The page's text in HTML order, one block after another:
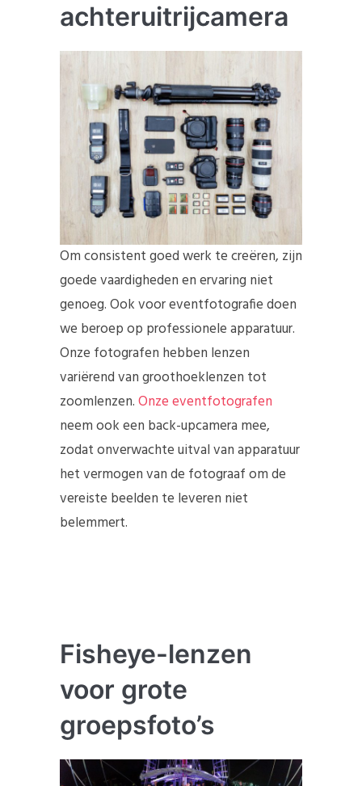
achteruitrijcamera
Om consistent goed werk te creëren, zijn
goede vaardigheden en ervaring niet
genoeg. Ook voor eventfotografie doen
we beroep op professionele apparatuur.
Onze fotografen hebben lenzen
variërend van groothoeklenzen tot
zoomlenzen.Onze eventfotografen
neem ook een back-upcamera mee,
zodat onverwachte uitval van apparatuur
het vermogen van de fotograaf om de
vereiste beelden te leveren niet
belemmert.
Fisheye-lenzen
voor grote
groepsfoto’s